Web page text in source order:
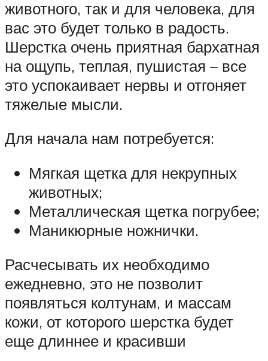
животного, так и для человека, для
вас это будет только в радость.
Шерстка очень приятная бархатная
на ощупь, теплая, пушистая – все
это успокаивает нервы и отгоняет
тяжелые мысли.
Для начала нам потребуется:
Мягкая щетка для некрупных
животных;
Металлическая щетка погрубее;
Маникюрные ножнички.
Расчесывать их необходимо
ежедневно, это не позволит
появляться колтунам, и массам
кожи, от которого шерстка будет
еще длиннее и красивши